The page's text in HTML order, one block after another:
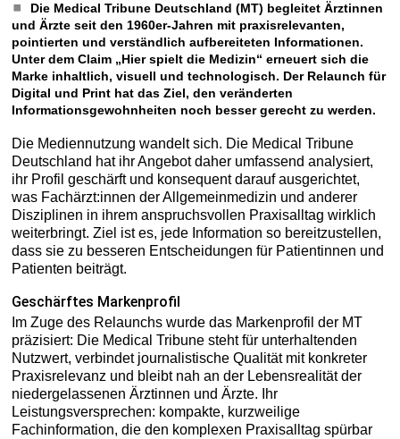
Die Medical Tribune Deutschland (MT) begleitet Ärztinnen
und Ärzte seit den 1960er-Jahren mit praxisrelevanten,
pointierten und verständlich aufbereiteten Informationen.
Unter dem Claim „Hier spielt die Medizin“ erneuert sich die
Marke inhaltlich, visuell und technologisch. Der Relaunch für
Digital und Print hat das Ziel, den veränderten
Informationsgewohnheiten noch besser gerecht zu werden.
Die Mediennutzung wandelt sich. Die Medical Tribune
Deutschland hat ihr Angebot daher umfassend analysiert,
ihr Profil geschärft und konsequent darauf ausgerichtet,
was Fachärzt:innen der Allgemeinmedizin und anderer
Disziplinen in ihrem anspruchsvollen Praxisalltag wirklich
weiterbringt. Ziel ist es, jede Information so bereitzustellen,
dass sie zu besseren Entscheidungen für Patientinnen und
Patienten beiträgt.
Geschärftes Markenprofil
Im Zuge des Relaunchs wurde das Markenprofil der MT
präzisiert: Die Medical Tribune steht für unterhaltenden
Nutzwert, verbindet journalistische Qualität mit konkreter
Praxisrelevanz und bleibt nah an der Lebensrealität der
niedergelassenen Ärztinnen und Ärzte. Ihr
Leistungsversprechen: kompakte, kurzweilige
Fachinformation, die den komplexen Praxisalltag spürbar